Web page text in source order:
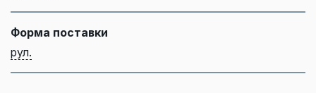
Форма поставки
рул.